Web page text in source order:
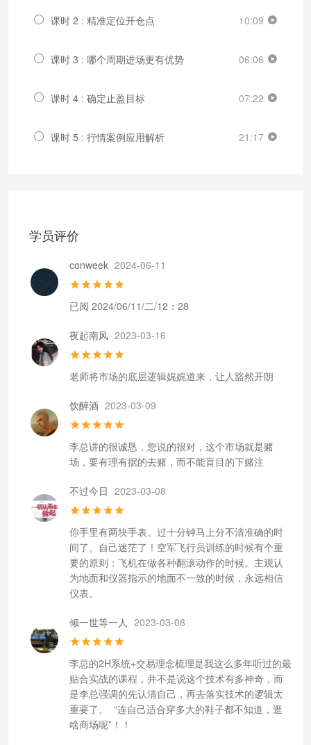
课时 2 : 精准定位开仓点 10:09
课时 3 : 哪个周期进场更有优势 06:06
课时 4 : 确定止盈目标 07:22
课时 5 : 行情案例应用解析 21:17
学员评价
conweek 2024-06-11
已阅 2024/06/11/二/12：28
夜起南风 2023-03-16
老师将市场的底层逻辑娓娓道来，让人豁然开朗
饮醉酒 2023-03-09
李总讲的很诚恳，您说的很对，这个市场就是赌
场，要有理有据的去赌，而不能盲目的下赌注
不过今日 2023-03-08
你手里有两块手表。过十分钟马上分不清准确的时
间了。自己迷茫了！空军飞行员训练的时候有个重
要的原则：飞机在做各种翻滚动作的时候。主观认
为地面和仪器指示的地面不一致的时候，永远相信
仪表。
倾一世等一人 2023-03-08
李总的2H系统+交易理念梳理是我这么多年听过的最
贴合实战的课程，并不是说这个技术有多神奇，而
是李总强调的先认清自己，再去落实技术的逻辑太
重要了。  “连自己适合穿多大的鞋子都不知道，逛
啥商场呢”！！